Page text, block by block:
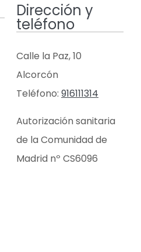
Dirección y
teléfono
Calle la Paz, 10
Alcorcón
Teléfono: 916111314
Autorización sanitaria
de la Comunidad de
Madrid nº CS6096